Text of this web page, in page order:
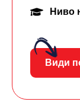
Ниво
Види